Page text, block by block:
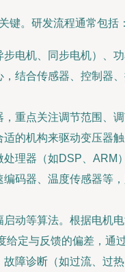
键。研发流程通常包括：
电机、同步电机）、
结合传感器、控制器
，重点关注调节范围、
的机构来驱动变压器
理器（如DSP、
码器、温度传感器等
动等算法。根据电机
给定与反馈的偏差，通
故障诊断（如过流、过